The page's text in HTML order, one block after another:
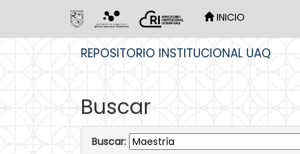
INICIO
REPOSITORIO INSTITUCIONAL UAQ
Buscar
Buscar: